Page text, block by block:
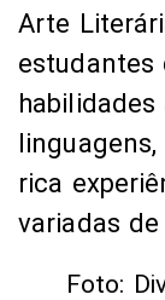
Arte
estudantes
rica
variadas
Foto: